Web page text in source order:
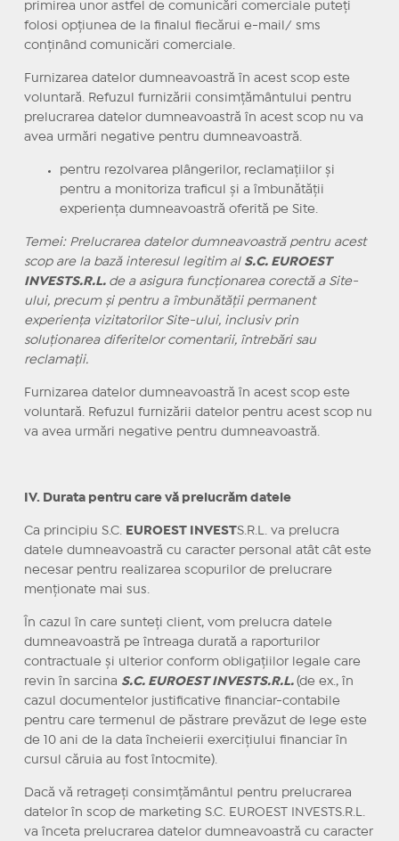
primirea unor astfel de comunicări comerciale puteţi
folosi opţiunea de la finalul fiecărui e-mail/ sms
conţinând comunicări comerciale.
Furnizarea datelor dumneavoastră în acest scop este
voluntară. Refuzul furnizării consimţământului pentru
prelucrarea datelor dumneavoastră în acest scop nu va
avea urmări negative pentru dumneavoastră.
pentru rezolvarea plângerilor, reclamaţiilor şi
pentru a monitoriza traficul şi a îmbunătăţii
experienţa dumneavoastră oferită pe Site.
Temei: Prelucrarea datelor dumneavoastră pentru acest
scop are la bază interesul legitim al S.C. EUROEST
INVESTS.R.L. de a asigura funcţionarea corectă a Site-
ului, precum şi pentru a îmbunătăţii permanent
experienţa vizitatorilor Site-ului, inclusiv prin
soluţionarea diferitelor comentarii, întrebări sau
reclamaţii.
Furnizarea datelor dumneavoastră în acest scop este
voluntară. Refuzul furnizării datelor pentru acest scop nu
va avea urmări negative pentru dumneavoastră.
IV. Durata pentru care vă prelucrăm datele
Ca principiu S.C. EUROEST INVESTS.R.L. va prelucra
datele dumneavoastră cu caracter personal atât cât este
necesar pentru realizarea scopurilor de prelucrare
menţionate mai sus.
În cazul în care sunteţi client, vom prelucra datele
dumneavoastră pe întreaga durată a raporturilor
contractuale şi ulterior conform obligaţiilor legale care
revin în sarcina S.C. EUROEST INVESTS.R.L. (de ex., în
cazul documentelor justificative financiar-contabile
pentru care termenul de păstrare prevăzut de lege este
de 10 ani de la data încheierii exerciţiului financiar în
cursul căruia au fost întocmite).
Dacă vă retrageţi consimţământul pentru prelucrarea
datelor în scop de marketing S.C. EUROEST INVESTS.R.L.
va înceta prelucrarea datelor dumneavoastră cu caracter